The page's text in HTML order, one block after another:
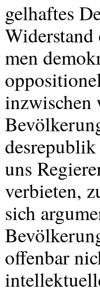
gelhaftes
men
inzwischen
uns
verbieten,
sich
offenbar